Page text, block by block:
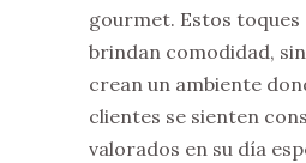
gourmet. Estos toques
brindan comodidad,
crean un ambiente
clientes se sienten
valorados en su día